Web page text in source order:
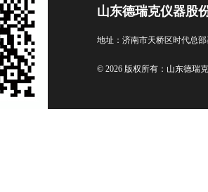
山东德瑞克仪器股
地址：济南市天桥区时代总
© 2026 版权所有：山东德瑞